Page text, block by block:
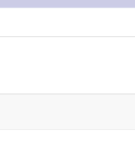
통역입니다